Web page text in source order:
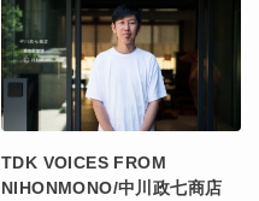
TDK VOICES FROM
NIHONMONO/中川政七商店